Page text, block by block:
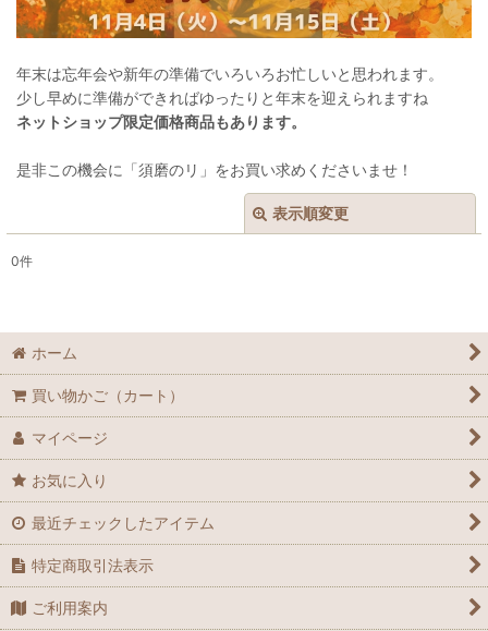
年末は忘年会や新年の準備でいろいろお忙しいと思われます。
少し早めに準備ができればゆったりと年末を迎えられますね
ネットショップ限定価格商品もあります。
是非この機会に「須磨のリ」をお買い求めくださいませ！
表示順変更
並び順:
0件
ホーム
買い物かご（カート）
マイページ
お気に入り
最近チェックしたアイテム
特定商取引法表示
ご利用案内